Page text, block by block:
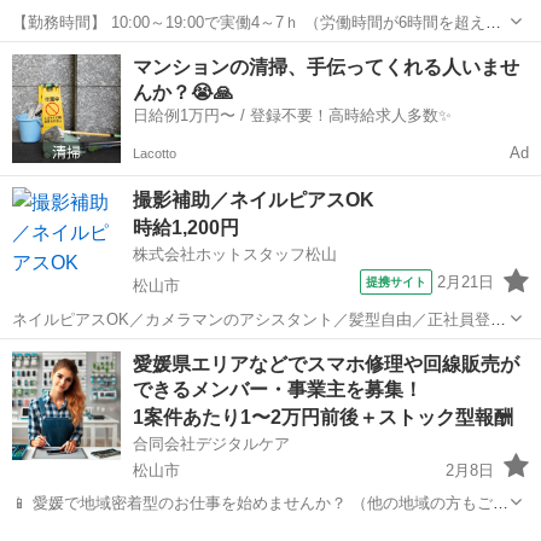
【勤務時間】 10:00～19:00で実働4～7ｈ （労働時間が6時間を超えた
場合の休憩時間は法定通り） ◆土日含む週2日～・1日4ｈ～OK ◎残業
なし ◆シフトは毎月15日頃までに翌1ヵ月の 勤務不可日をスマホで
申告♪...
愛媛 新居浜市
マンションの清掃、手伝ってくれる人いませ
んか？😭🙏
日給例1万円〜 / 登録不要！高時給求人多数✨
Lacotto Ad
撮影補助／ネイルピアスOK
時給1,200円
株式会社ホットスタッフ松山
松山市
提携サイト 2月21日
ネイルピアスOK／カメラマンのアシスタント／髪型自由／正社員登用
のチャンスあり 【仕事内容】
——————————————————— ◆◆ 基本情報
◆◆ ——————————————————— 愛媛の「今...
愛媛 松山市 その他
愛媛県エリアなどでスマホ修理や回線販売が
できるメンバー・事業主を募集！
1案件あたり1〜2万円前後＋ストック型報酬
合同会社デジタルケア
松山市
2月8日
📱 愛媛で地域密着型のお仕事を始めませんか？ （他の地域の方もご相